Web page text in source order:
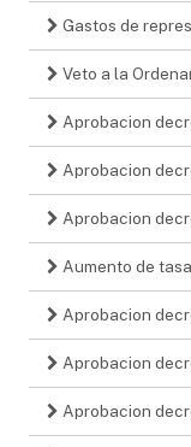
Gastos de
Veto a la
Aprobacion
Aprobacion
Aprobacion
Aumento de
Aprobacion
Aprobacion
Aprobacion